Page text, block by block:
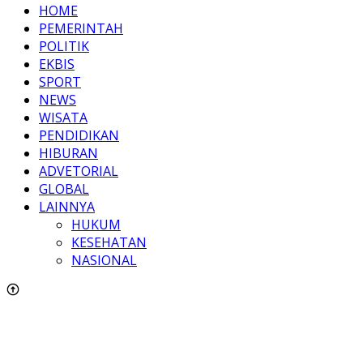
HOME
PEMERINTAH
POLITIK
EKBIS
SPORT
NEWS
WISATA
PENDIDIKAN
HIBURAN
ADVETORIAL
GLOBAL
LAINNYA
HUKUM
KESEHATAN
NASIONAL